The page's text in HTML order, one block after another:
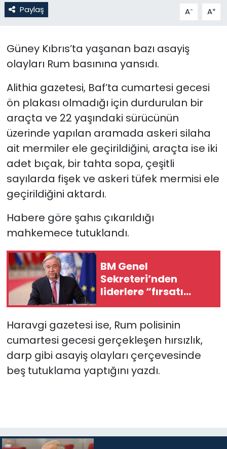
Paylaş A- A+
Güney Kıbrıs’ta yaşanan bazı asayiş
olayları Rum basınına yansıdı.
Alithia gazetesi, Baf’ta cumartesi gecesi
ön plakası olmadığı için durdurulan bir
araçta ve 22 yaşındaki sürücünün
üzerinde yapılan aramada askeri silaha
ait mermiler ele geçirildiğini, araçta ise iki
adet bıçak, bir tahta sopa, çeşitli
sayılarda fişek ve askeri tüfek mermisi ele
geçirildiğini aktardı.
Habere göre şahıs çıkarıldığı
mahkemece tutuklandı.
BM Genel
Sekreteri’nden
liderlere “fırsatı
yakalama” çağrısı
Haravgi gazetesi ise, Rum polisinin
cumartesi gecesi gerçekleşen hırsızlık,
darp gibi asayiş olayları çerçevesinde
beş tutuklama yaptığını yazdı.
Moda
Nöbetçi Eczaneler
Politika
SAĞLIK
Spor
Teknoloji
TÜRKiYE
Video Galeri
YAŞAM
Yazarlar